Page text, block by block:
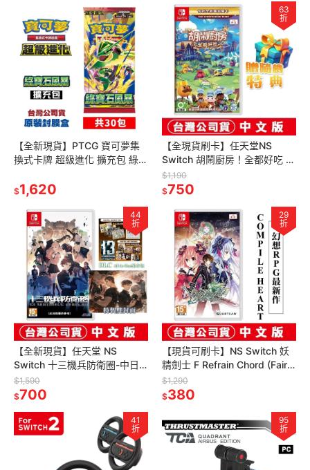
【全新現貨】PTCG 寶可夢集
換式卡牌 超級進化 擴充包 綠寶
遊館]
$1,620
63
折
【全現貨刷卡】任天堂NS
Switch 胡鬧廚房！全都好吃 煮
過頭Overcooked)中文 [夢遊
館]派對 多人同樂
$1,190
$750
44
折
【全新現貨】任天堂 NS
Switch 十三機兵防衛圈-中日
文版 [夢遊館]超值All in One組
合包
$1,590
$700
29
折
【現貨可刷卡】NS Switch 妖
精劍士 F Refrain Chord (Fairy
Fencer) [夢遊館]
$1,290
$380
41
折
95
折